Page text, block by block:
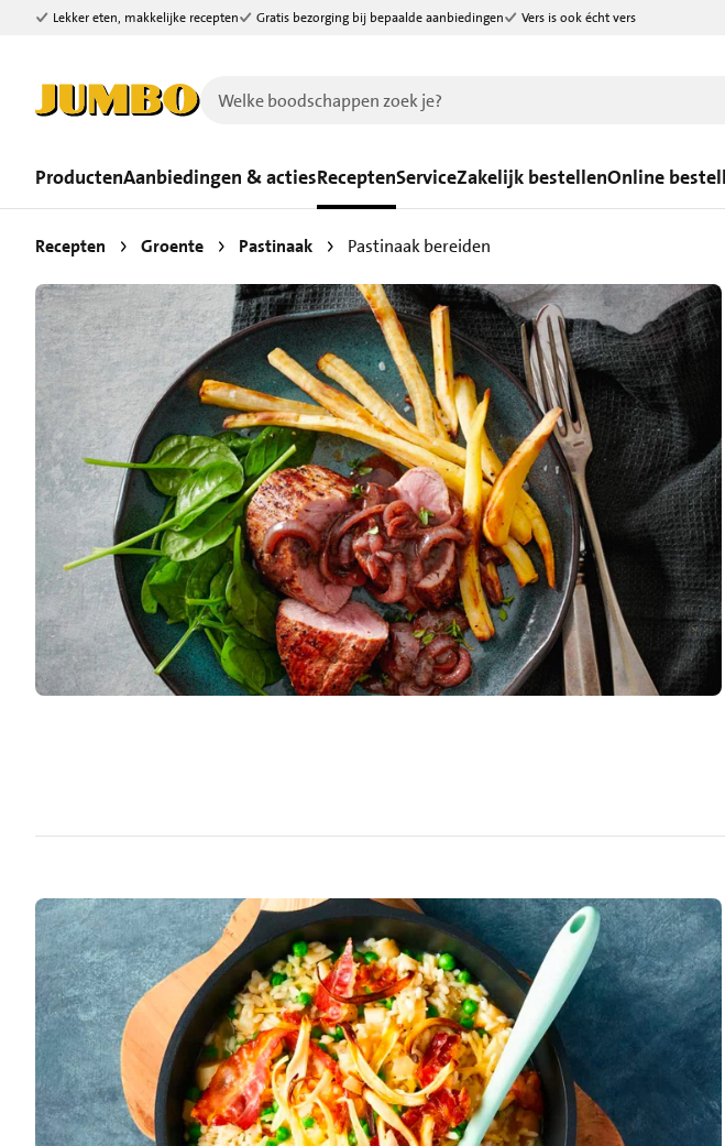
Ga naar zoeken
Ga naar hoofdinhoud
Lekker eten, makkelijke recepten Gratis bezorging bij bepaalde aanbiedingen Vers is ook écht vers
ProductenAanbiedingen & actiesReceptenServiceZakelijk bestellenOnline
Recepten Groente Pastinaak Pastinaak bereiden